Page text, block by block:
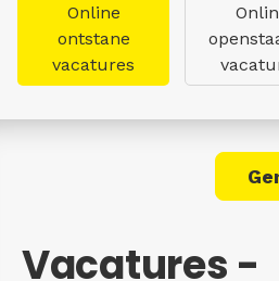
Online
ontstane
vacatures
Vacatures -